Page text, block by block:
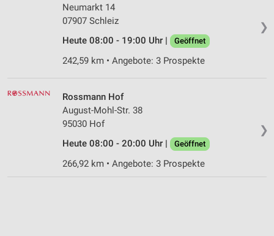
❯
Neumarkt 14
07907 Schleiz
Heute 08:00 - 19:00 Uhr |
Geöffnet
242,59 km • Angebote: 3 Prospekte
❯
Rossmann Hof
August-Mohl-Str. 38
95030 Hof
Heute 08:00 - 20:00 Uhr |
Geöffnet
266,92 km • Angebote: 3 Prospekte